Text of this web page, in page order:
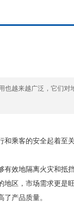
也越来越广泛，它们对
乘客的安全起着至
有效地隔离火灾和抵
地区，市场需求更是
产品质量。